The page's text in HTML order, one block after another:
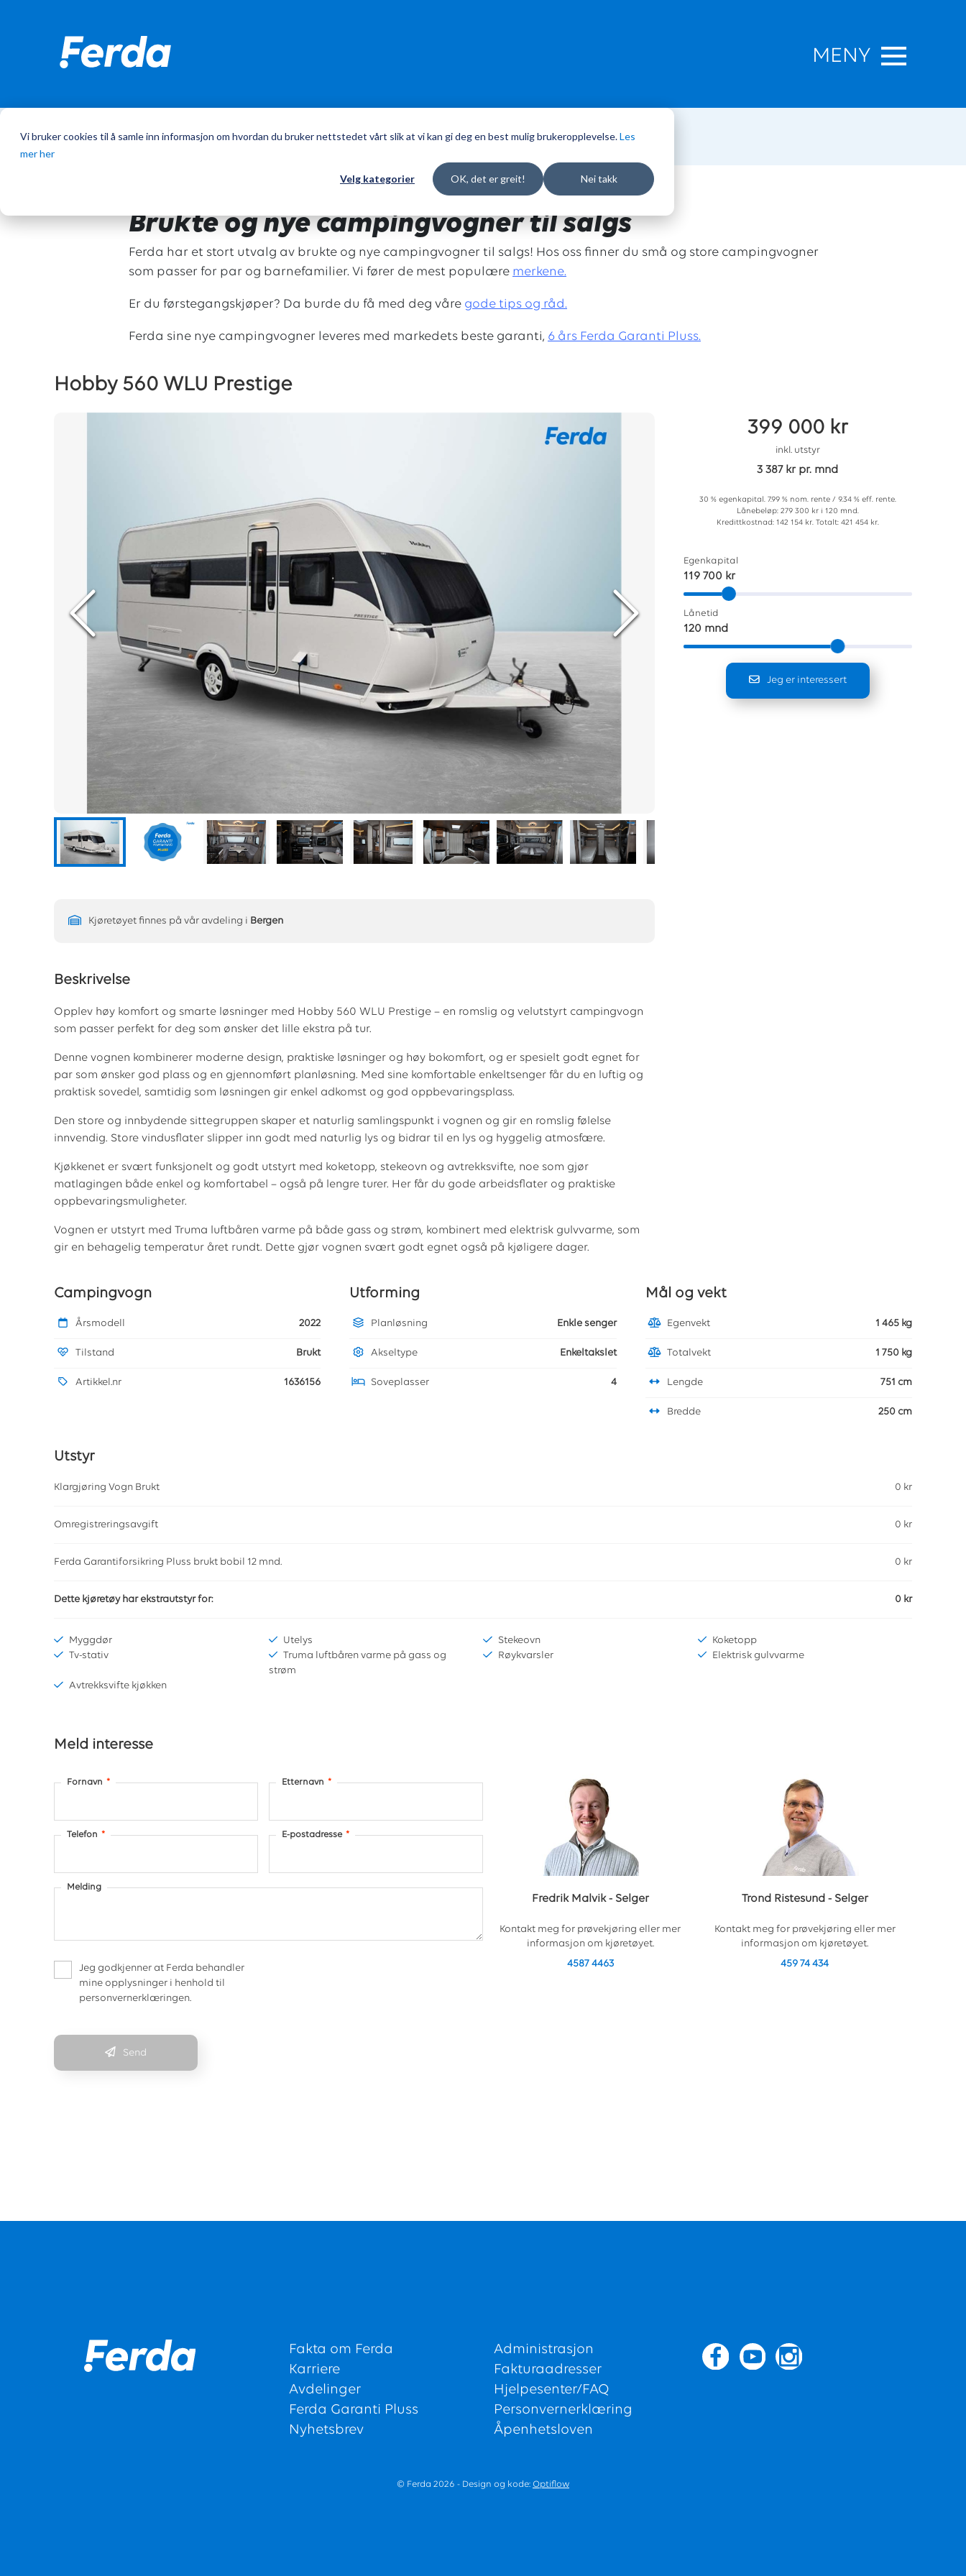
Vi bruker cookies til å samle inn informasjon om hvordan du bruker nettstedet vårt slik at vi kan gi deg en best mulig brukeropplevelse.Les
mer her
Velg kategorier OK, det er greit! Nei takk
MENY
Hjem/Campingvogner
Brukte og nye campingvogner til salgs
Ferda har et stort utvalg av brukte og nye campingvogner til salgs! Hos oss finner du små og store campingvogner
som passer for par og barnefamilier. Vi fører de mest populære merkene.
Er du førstegangskjøper? Da burde du få med deg våre gode tips og råd.
Ferda sine nye campingvogner leveres med markedets beste garanti, 6 års Ferda Garanti Pluss.
Hobby 560 WLU Prestige
399 000 kr
inkl. utstyr
3 387 kr pr. mnd
30 % egenkapital. 7.99 % nom. rente / 9.34 % eff. rente.
Lånebeløp: 279 300 kr i 120 mnd.
Kredittkostnad: 142 154 kr. Totalt: 421 454 kr.
Egenkapital
119 700 kr
Lånetid
120 mnd
Jeg er interessert
Kjøretøyet finnes på vår avdeling i Bergen
Beskrivelse
Opplev høy komfort og smarte løsninger med Hobby 560 WLU Prestige – en romslig og velutstyrt campingvogn
som passer perfekt for deg som ønsker det lille ekstra på tur.
Denne vognen kombinerer moderne design, praktiske løsninger og høy bokomfort, og er spesielt godt egnet for
par som ønsker god plass og en gjennomført planløsning. Med sine komfortable enkeltsenger får du en luftig og
praktisk sovedel, samtidig som løsningen gir enkel adkomst og god oppbevaringsplass.
Den store og innbydende sittegruppen skaper et naturlig samlingspunkt i vognen og gir en romslig følelse
innvendig. Store vindusflater slipper inn godt med naturlig lys og bidrar til en lys og hyggelig atmosfære.
Kjøkkenet er svært funksjonelt og godt utstyrt med koketopp, stekeovn og avtrekksvifte, noe som gjør
matlagingen både enkel og komfortabel – også på lengre turer. Her får du gode arbeidsflater og praktiske
oppbevaringsmuligheter.
Vognen er utstyrt med Truma luftbåren varme på både gass og strøm, kombinert med elektrisk gulvvarme, som
gir en behagelig temperatur året rundt. Dette gjør vognen svært godt egnet også på kjøligere dager.
Campingvogn
Årsmodell 2022
Tilstand Brukt
Artikkel.nr 1636156
Utforming
Planløsning Enkle senger
Akseltype Enkeltakslet
Soveplasser 4
Mål og vekt
Egenvekt 1 465 kg
Totalvekt 1 750 kg
Lengde 751 cm
Bredde 250 cm
Utstyr
Klargjøring Vogn Brukt 0 kr
Omregistreringsavgift 0 kr
Ferda Garantiforsikring Pluss brukt bobil 12 mnd. 0 kr
Dette kjøretøy har ekstrautstyr for: 0 kr
Myggdør Utelys Stekeovn
Koketopp
Tv-stativ
Truma luftbåren varme på gass og
strøm
Røykvarsler Elektrisk gulvvarme
Avtrekksvifte kjøkken
Meld interesse
Fornavn * Etternavn *
Telefon * E-postadresse *
Melding
Jeg godkjenner at Ferda behandler
mine opplysninger i henhold til
personvernerklæringen.
Send
Fredrik Malvik- Selger
Kontakt meg for prøvekjøring eller mer
informasjon om kjøretøyet.
4587 4463
Trond Ristesund- Selger
Kontakt meg for prøvekjøring eller mer
informasjon om kjøretøyet.
459 74 434
Fakta om Ferda
Karriere
Avdelinger
Ferda Garanti Pluss
Nyhetsbrev
Administrasjon
Fakturaadresser
Hjelpesenter/FAQ
Personvernerklæring
Åpenhetsloven
© Ferda 2026 - Design og kode: Optiflow